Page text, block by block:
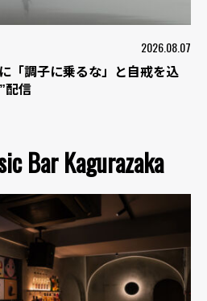
2026.08.07
「調子に乗るな」と自戒を込
配信
Bar Kagurazaka